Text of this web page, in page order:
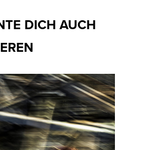
DICH AUCH